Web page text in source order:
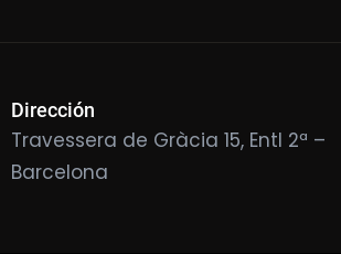
Dirección
Travessera de Gràcia 15, Entl 2ª –
Barcelona